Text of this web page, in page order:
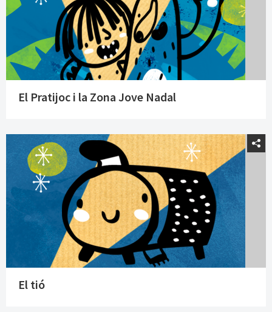
El Pratijoc i la Zona Jove Nadal
El tió